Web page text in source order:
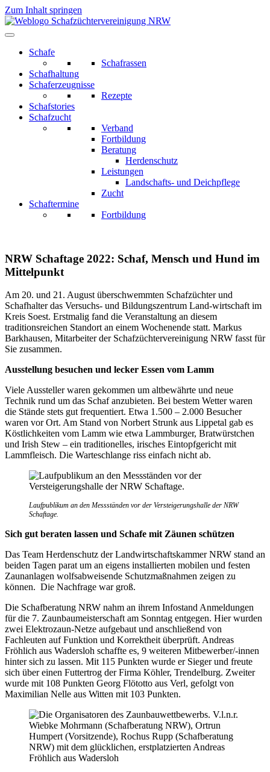
Zum Inhalt springen
Schafe
Schafrassen
Schafhaltung
Schaferzeugnisse
Rezepte
Schafstories
Schafzucht
Verband
Fortbildung
Beratung
Herdenschutz
Leistungen
Landschafts- und Deichpflege
Zucht
Schaftermine
Fortbildung
NRW Schaftage 2022: Schaf, Mensch und Hund im
Mittelpunkt
Am 20. und 21. August überschwemmten Schafzüchter und
Schafhalter das Versuchs- und Bildungszentrum Land-wirtschaft im
Kreis Soest. Erstmalig fand die Veranstaltung an diesem
traditionsreichen Standort an einem Wochenende statt. Markus
Barkhausen, Mitarbeiter der Schafzüchtervereinigung NRW fasst für
Sie zusammen.
Ausstellung besuchen und lecker Essen vom Lamm
Viele Aussteller waren gekommen um altbewährte und neue
Technik rund um das Schaf anzubieten. Bei bestem Wetter waren
die Stände stets gut frequentiert. Etwa 1.500 – 2.000 Besucher
waren vor Ort. Am Stand von Norbert Strunk aus Lippetal gab es
Köstlichkeiten vom Lamm wie etwa Lammburger, Bratwürstchen
und Irish Stew – ein traditionelles, irisches Eintopfgericht mit
Lammfleisch. Die Warteschlange riss einfach nicht ab.
Laufpublikum an den Messständen vor der Versteigerungshalle der NRW
Schaftage.
Sich gut beraten lassen und Schafe mit Zäunen schützen
Das Team Herdenschutz der Landwirtschaftskammer NRW stand an
beiden Tagen parat um an eigens installierten mobilen und festen
Zaunanlagen wolfsabweisende Schutzmaßnahmen zeigen zu
können. Die Nachfrage war groß.
Die Schafberatung NRW nahm an ihrem Infostand Anmeldungen
für die 7. Zaunbaumeisterschaft am Sonntag entgegen. Hier wurden
zwei Elektrozaun-Netze aufgebaut und anschließend von
Fachleuten auf Funktion und Korrektheit überprüft. Andreas
Fröhlich aus Wadersloh schaffte es, 9 weiteren Mitbewerber/-innen
hinter sich zu lassen. Mit 115 Punkten wurde er Sieger und freute
sich über einen Futtertrog der Firma Köhler, Trendelburg. Zweiter
wurde mit 108 Punkten Georg Flötotto aus Verl, gefolgt von
Maximilian Nelle aus Witten mit 103 Punkten.